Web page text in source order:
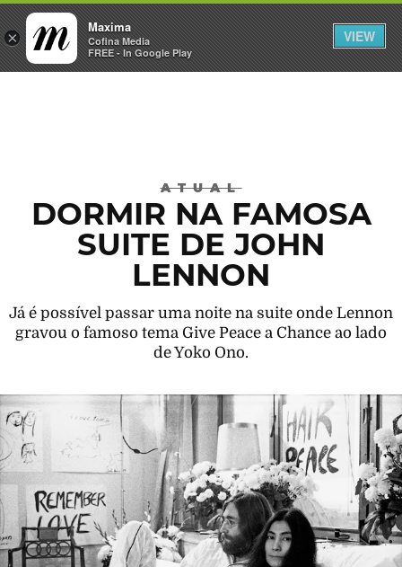
×
Maxima
Cofina Media
FREE - In Google Play
VIEW
INICIAR SESSÃO
ATUAL
DORMIR NA FAMOSA
SUITE DE JOHN
LENNON
Já é possível passar uma noite na suite onde Lennon
gravou o famoso tema Give Peace a Chance ao lado
de Yoko Ono.